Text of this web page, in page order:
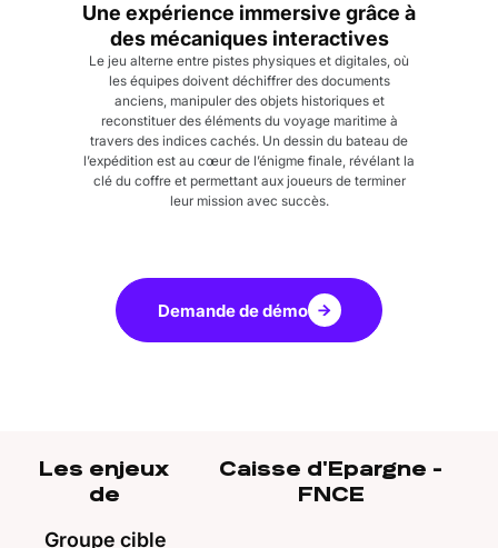
Une expérience immersive grâce à
des mécaniques interactives
Le jeu alterne entre pistes physiques et digitales, où
les équipes doivent déchiffrer des documents
anciens, manipuler des objets historiques et
reconstituer des éléments du voyage maritime à
travers des indices cachés. Un dessin du bateau de
l’expédition est au cœur de l’énigme finale, révélant la
clé du coffre et permettant aux joueurs de terminer
leur mission avec succès.
Demande de démo
Les enjeux
de
Caisse d'Epargne -
FNCE
Groupe cible